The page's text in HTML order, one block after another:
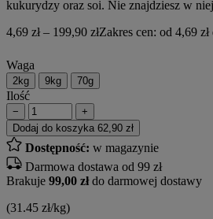
kukurydzy oraz soi. Nie znajdziesz w
4,69 zł – 199,90 złZakres cen: od 4,69 zł
Waga
2kg 9kg 70g
Ilość
−
+
Dodaj do koszyka 62,90 zł
Dostępność: w magazynie
Darmowa dostawa od 99 zł
Brakuje 99,00 złdo darmowej dostawy
(31.45 zł/kg)